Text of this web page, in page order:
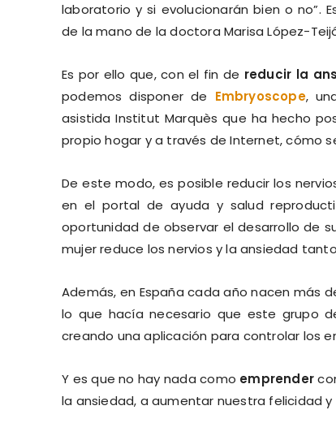
laboratorio y si evolucionarán bien o no”.
de la mano de la doctora Marisa López-
Es por ello que, con el fin de reducir la
podemos disponer de Embryoscope,
asistida Institut Marquès que ha hecho
propio hogar y a través de Internet, cómo
De este modo, es posible reducir los
en el portal de ayuda y salud
oportunidad de observar el desarrollo de
mujer reduce los nervios y la ansiedad
Además, en España cada año nacen más
lo que hacía necesario que este grupo
creando una aplicación para controlar los
Y es que no hay nada como emprender
la ansiedad, a aumentar nuestra felicidad